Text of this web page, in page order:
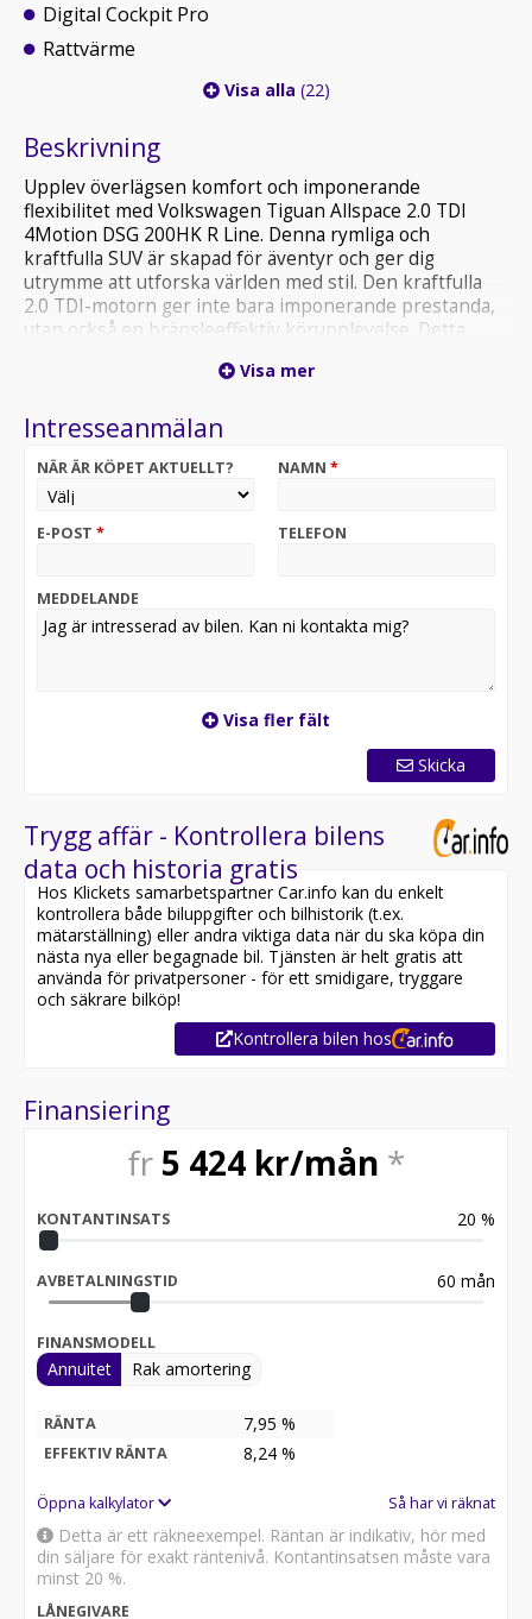
Digital Cockpit Pro
Rattvärme
Visa alla (22)
Beskrivning
Upplev överlägsen komfort och imponerande
flexibilitet med Volkswagen Tiguan Allspace 2.0 TDI
4Motion DSG 200HK R Line. Denna rymliga och
kraftfulla SUV är skapad för äventyr och ger dig
utrymme att utforska världen med stil. Den kraftfulla
2.0 TDI-motorn ger inte bara imponerande prestanda,
utan också en bränsleeffektiv körupplevelse. Detta
och Parkeringsvärmare.4WD, Multifunktionsratt i
Navigation Discover Media, 20" Suzuka Fälgar
Visa mer
Intresseanmälan
NÄR ÄR KÖPET AKTUELLT? NAMN *
E-POST * TELEFON
MEDDELANDE
Visa fler fält
Skicka
Trygg affär - Kontrollera bilens
data och historia gratis
Hos Klickets samarbetspartner Car.info kan du enkelt
kontrollera både biluppgifter och bilhistorik (t.ex.
mätarställning) eller andra viktiga data när du ska köpa din
nästa nya eller begagnade bil. Tjänsten är helt gratis att
använda för privatpersoner - för ett smidigare, tryggare
och säkrare bilköp!
Kontrollera bilen hos
Finansiering
fr 5 424 kr/mån *
KONTANTINSATS 20 %
AVBETALNINGSTID 60 mån
FINANSMODELL
Annuitet Rak amortering
RÄNTA 7,95 %
EFFEKTIV RÄNTA 8,24 %
Öppna kalkylator Så har vi räknat
Detta är ett räkneexempel. Räntan är indikativ, hör med
din säljare för exakt räntenivå. Kontantinsatsen måste vara
minst 20 %.
LÅNEGIVARE